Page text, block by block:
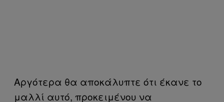
Αργότερα θα αποκάλυπτε ότι έκανε το
μαλλί αυτό, προκειμένου να